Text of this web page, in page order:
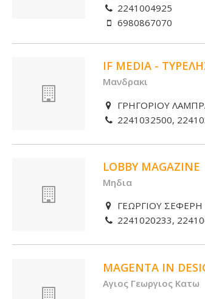
2241004925
6980867070
IF MEDIA -
Μανδρακι
ΓΡΗΓΟΡΙΟΥ
2241032500,
LOBBY MAGAZINE
Μηδια
ΓΕΩΡΓΙΟΥ ΣΕΦΕΡΗ
2241020233,
MAGENTA IN
Αγιος Γεωργιος Κατω